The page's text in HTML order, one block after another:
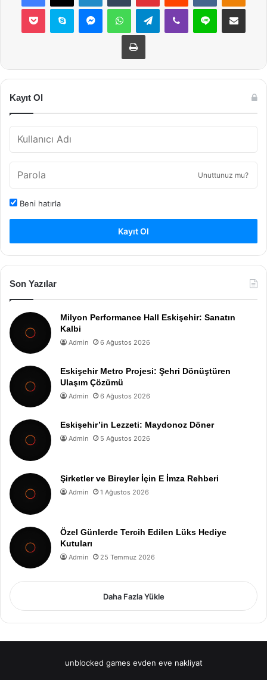
Pocket Skype MessengerWhatsAppTelegramViber Line E-Posta ile
Yazdır
Kayıt Ol
Unuttunuz mu?
Beni hatırla
Kayıt Ol
Son Yazılar
Milyon Performance Hall Eskişehir: Sanatın
Kalbi
Admin 6 Ağustos 2026
Eskişehir Metro Projesi: Şehri Dönüştüren
Ulaşım Çözümü
Admin 6 Ağustos 2026
Eskişehir’in Lezzeti: Maydonoz Döner
Admin 5 Ağustos 2026
Şirketler ve Bireyler İçin E İmza Rehberi
Admin 1 Ağustos 2026
Özel Günlerde Tercih Edilen Lüks Hediye
Kutuları
Admin 25 Temmuz 2026
Daha Fazla Yükle
unblocked games evden eve nakliyat